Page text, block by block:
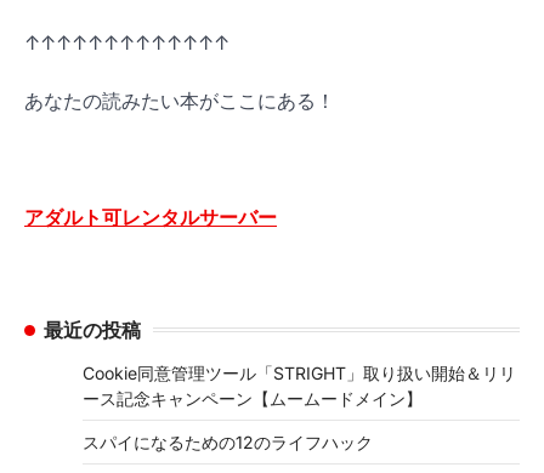
↑↑↑↑↑↑↑↑↑↑↑↑↑
あなたの読みたい本がここにある！
アダルト可レンタルサーバー
最近の投稿
Cookie同意管理ツール「STRIGHT」取り扱い開始＆リリ
ース記念キャンペーン【ムームードメイン】
スパイになるための12のライフハック